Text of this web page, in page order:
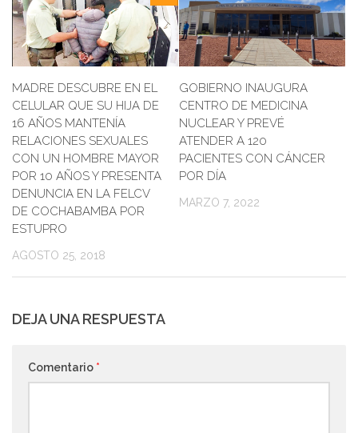
MADRE DESCUBRE EN EL
CELULAR QUE SU HIJA DE
16 AÑOS MANTENÍA
RELACIONES SEXUALES
CON UN HOMBRE MAYOR
POR 10 AÑOS Y PRESENTA
DENUNCIA EN LA FELCV
DE COCHABAMBA POR
ESTUPRO
AGOSTO 25, 2018
GOBIERNO INAUGURA
CENTRO DE MEDICINA
NUCLEAR Y PREVÉ
ATENDER A 120
PACIENTES CON CÁNCER
POR DÍA
MARZO 7, 2022
DEJA UNA RESPUESTA
Comentario *